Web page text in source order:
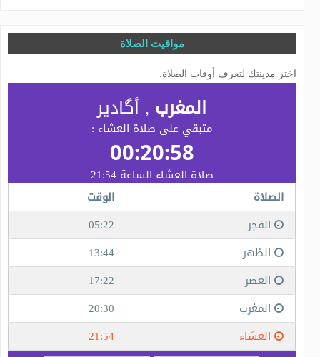
مواقيت الصلاة
اختر مدينتك لتعرف أوقات الصلاة.